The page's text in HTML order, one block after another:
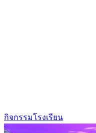
กิจกรรมโรงเรียน